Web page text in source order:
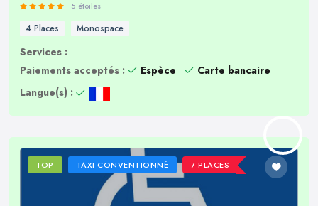
5 étoiles
4 Places Monospace
Services :
Paiements acceptés :
Espèce
Carte bancaire
Langue(s) :
TOP TAXI CONVENTIONNÉ 7 PLACES